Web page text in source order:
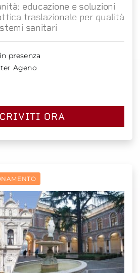
educazione e soluzioni
traslazionale per qualità
sanitari
in presenza
Ageno
ORA